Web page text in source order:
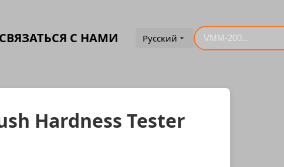
СВЯЗАТЬСЯ С НАМИ Русский
Hardness Tester